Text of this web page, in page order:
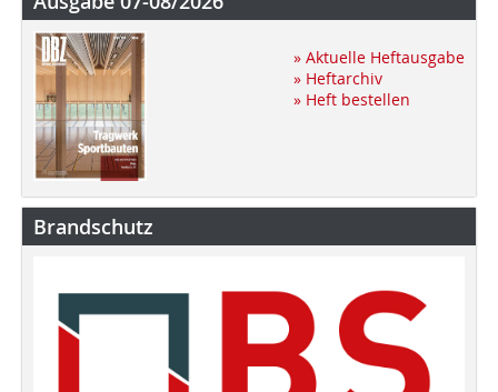
» Aktuelle Heftausgabe
» Heftarchiv
» Heft bestellen
Brandschutz